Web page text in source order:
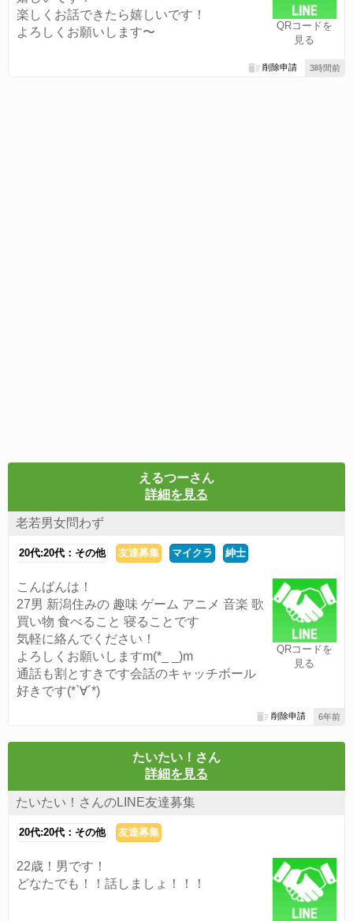
QRコードを
見る
楽しくお話できたら嬉しいです！
よろしくお願いします〜
3時間前
削除申請
えるつーさん
詳細を見る
老若男女問わず
20代:20代：その他 友達募集 マイクラ 紳士
QRコードを
見る
こんばんは！
27男 新潟住みの 趣味 ゲーム アニメ 音楽 歌
買い物 食べること 寝ることです
気軽に絡んでください！
よろしくお願いしますm(*_ _)m
通話も割とすきです会話のキャッチボール
好きです(*`∀´*)
6年前
削除申請
たいたい！さん
詳細を見る
たいたい！さんのLINE友達募集
20代:20代：その他 友達募集
22歳！男です！
どなたでも！！話しましょ！！！